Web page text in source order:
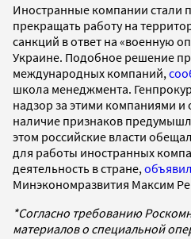
Иностранные компании стали
прекращать работу на
санкций в ответ на «военную
Украине. Подобное решение
международных компаний,
школа менеджмента.
надзор за этими компаниями
наличие признаков
этом российские власти
для работы иностранных
деятельность в стране, объявил
Минэкономразвития Максим
*Согласно требованию
материалов о специальной